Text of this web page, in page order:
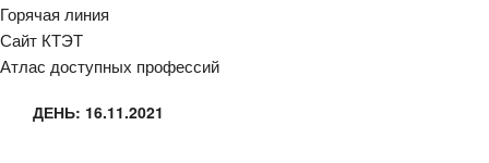
Горячая линия
Сайт КТЭТ
Атлас доступных профессий
ДЕНЬ: 16.11.2021